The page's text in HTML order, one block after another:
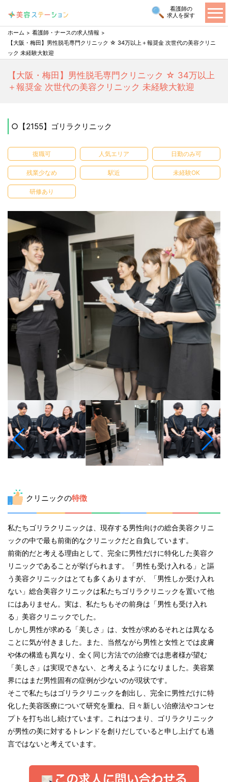
看護師の
求人を探す
ホーム
看護師・ナースの求人情報
【大阪・梅田】男性脱毛専門クリニック ☆ 34万以上＋報奨金 次世代の美容クリニ
ック 未経験大歓迎
【大阪・梅田】男性脱毛専門クリニック ☆ 34万以上
＋報奨金 次世代の美容クリニック 未経験大歓迎
○【2155】ゴリラクリニック
復職可 人気エリア 日勤のみ可
残業少なめ 駅近 未経験OK
研修あり
クリニックの特徴
私たちゴリラクリニックは、現存する男性向けの総合美容クリニ
ックの中で最も前衛的なクリニックだと自負しています。
前衛的だと考える理由として、完全に男性だけに特化した美容ク
リニックであることが挙げられます。「男性も受け入れる」と謳
う美容クリニックはとても多くありますが、「男性しか受け入れ
ない」総合美容クリニックは私たちゴリラクリニックを置いて他
にはありません。実は、私たちもその前身は「男性も受け入れ
る」美容クリニックでした。
しかし男性が求める「美しさ」は、女性が求めるそれとは異なる
ことに気が付きました。また、当然ながら男性と女性とでは皮膚
や体の構造も異なり、全く同じ方法での治療では患者様が望む
「美しさ」は実現できない、と考えるようになりました。美容業
界にはまだ男性固有の症例が少ないのが現状です。
そこで私たちはゴリラクリニックを創出し、完全に男性だけに特
化した美容医療について研究を重ね、日々新しい治療法やコンセ
プトを打ち出し続けています。これはつまり、ゴリラクリニック
が男性の美に対するトレンドを創りだしていると申し上げても過
言ではないと考えています。